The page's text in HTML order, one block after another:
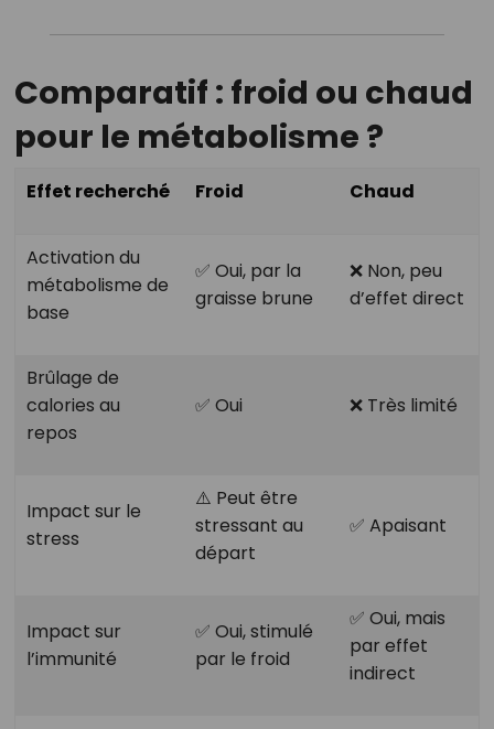
Comparatif : froid ou chaud
pour le métabolisme ?
Effet recherché Froid Chaud
Activation du
métabolisme de
base
✅ Oui, par la
graisse brune
❌ Non, peu
d’effet direct
Brûlage de
calories au
repos
✅ Oui ❌ Très limité
Impact sur le
stress
⚠️ Peut être
stressant au
départ
✅ Apaisant
Impact sur
l’immunité
✅ Oui, stimulé
par le froid
✅ Oui, mais
par effet
indirect